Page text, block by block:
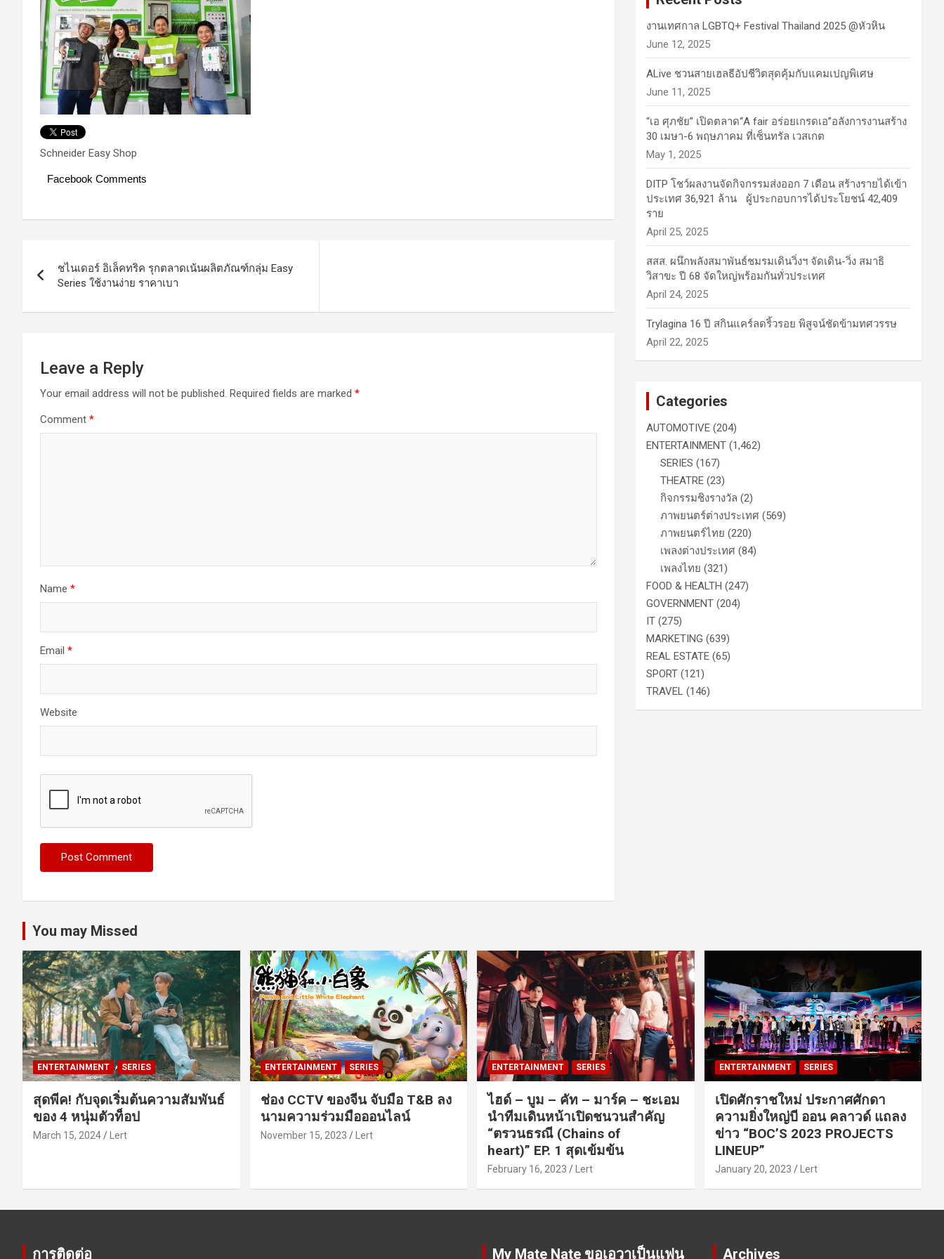
Schneider Easy Shop
Facebook Comments
navigation
ชไนเดอร์ อิเล็คทริค รุกตลาดเน้นผลิตภัณฑ์กลุ่ม Easy
Series ใช้งานง่าย ราคาเบา
Leave a Reply
Your email address will not be published. Required fields are marked *
Comment *
Name *
Email *
Website
งานเทศกาล LGBTQ+ Festival Thailand 2025 @หัวหิน
June 12, 2025
ALive ชวนสายเฮลธีอัปชีวิตสุดคุ้มกับแคมเปญพิเศษ
June 11, 2025
“เอ ศุภชัย” เปิดตลาด“A fair อร่อยเกรดเอ”อลังการงานสร้าง
30 เมษา-6 พฤษภาคม ที่เซ็นทรัล เวสเกต
May 1, 2025
DITP โชว์ผลงานจัดกิจกรรมส่งออก 7 เดือน สร้างรายได้เข้า
ประเทศ 36,921 ล้าน ผู้ประกอบการได้ประโยชน์ 42,409
ราย
April 25, 2025
สสส. ผนึกพลังสมาพันธ์ชมรมเดินวิ่งฯ จัดเดิน-วิ่ง สมาธิ
วิสาขะ ปี 68 จัดใหญ่พร้อมกันทั่วประเทศ
April 24, 2025
Trylagina 16 ปี สกินแคร์ลดริ้วรอย พิสูจน์ชัดข้ามทศวรรษ
April 22, 2025
Categories
AUTOMOTIVE (204)
ENTERTAINMENT (1,462)
SERIES (167)
THEATRE (23)
กิจกรรมชิงรางวัล (2)
ภาพยนตร์ต่างประเทศ (569)
ภาพยนตร์ไทย (220)
เพลงต่างประเทศ (84)
เพลงไทย (321)
FOOD & HEALTH (247)
GOVERNMENT (204)
IT (275)
MARKETING (639)
REAL ESTATE (65)
SPORT (121)
TRAVEL (146)
You may Missed
ENTERTAINMENT SERIES
สุดพีค! กับจุดเริ่มต้นความสัมพันธ์
ของ 4 หนุ่มตัวท็อป
March 15, 2024 Lert
ENTERTAINMENT SERIES
ช่อง CCTV ของจีน จับมือ T&B ลง
นามความร่วมมือออนไลน์
November 15, 2023 Lert
ENTERTAINMENT SERIES
ไฮด์ – บูม – คัท – มาร์ค – ชะเอม
นำทีมเดินหน้าเปิดชนวนสำคัญ
“ตรวนธรณี (Chains of
heart)” EP. 1 สุดเข้มข้น
February 16, 2023 Lert
ENTERTAINMENT SERIES
เปิดศักราชใหม่ ประกาศศักดา
ความยิ่งใหญ่บี ออน คลาวด์ แถลง
ข่าว “BOC’S 2023 PROJECTS
LINEUP”
January 20, 2023 Lert
การติดต่อ
My Mate Nate ขอเอวาเป็นแฟน
Archives